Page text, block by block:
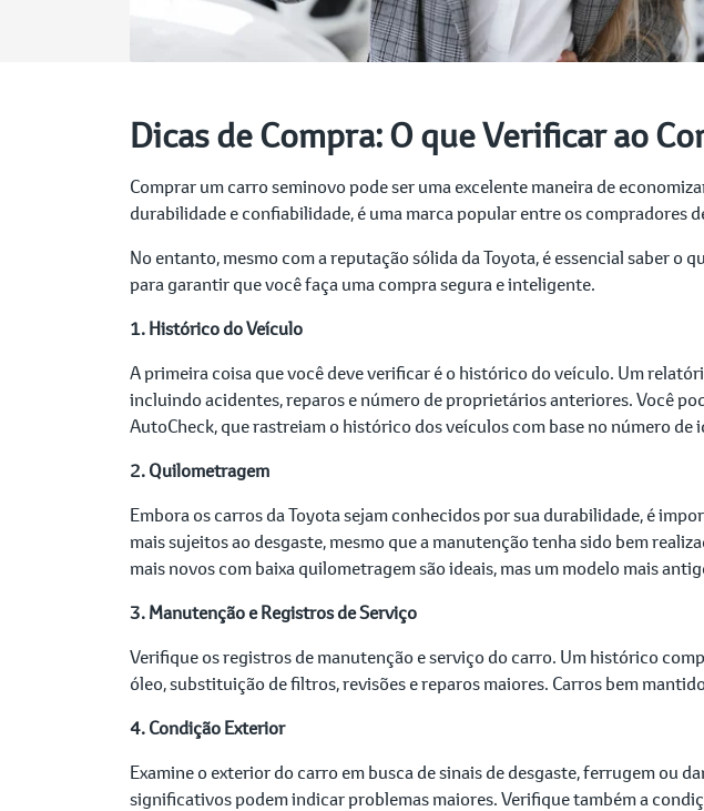
Dicas de Compra: O que Verificar ao
Comprar um carro seminovo pode ser uma excelente maneira de
durabilidade e confiabilidade, é uma marca popular entre os compradores
No entanto, mesmo com a reputação sólida da Toyota, é essencial saber
para garantir que você faça uma compra segura e inteligente.
1. Histórico do Veículo
A primeira coisa que você deve verificar é o histórico do veículo. Um
incluindo acidentes, reparos e número de proprietários anteriores. Você
AutoCheck, que rastreiam o histórico dos veículos com base no número
2. Quilometragem
Embora os carros da Toyota sejam conhecidos por sua durabilidade, é
mais sujeitos ao desgaste, mesmo que a manutenção tenha sido bem
mais novos com baixa quilometragem são ideais, mas um modelo mais
3. Manutenção e Registros de Serviço
Verifique os registros de manutenção e serviço do carro. Um histórico
óleo, substituição de filtros, revisões e reparos maiores. Carros bem
4. Condição Exterior
Examine o exterior do carro em busca de sinais de desgaste, ferrugem ou
significativos podem indicar problemas maiores. Verifique também a